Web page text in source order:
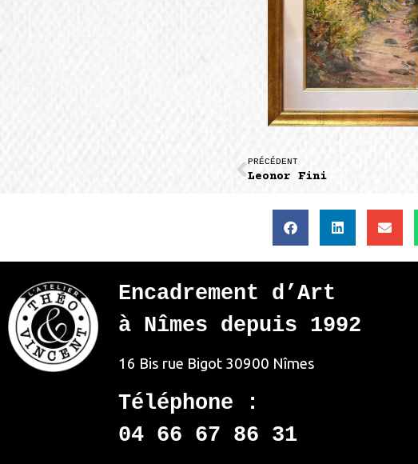
PRÉCÉDENT
Leonor Fini
Encadrement d’Art
à Nîmes depuis 1992
16 Bis rue Bigot 30900 Nîmes
Téléphone :
04 66 67 86 31